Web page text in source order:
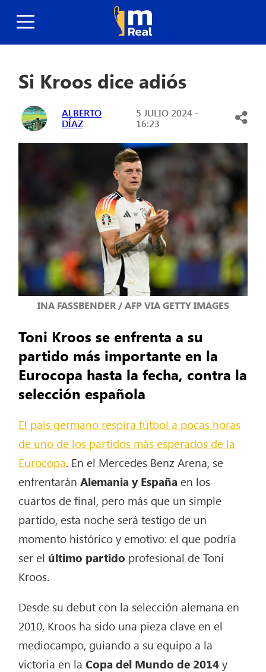
Si Kroos dice adiós
ALBERTO
DÍAZ
5 JULIO 2024 -
16:23
INA FASSBENDER / AFP VIA GETTY IMAGES
Toni Kroos se enfrenta a su
partido más importante en la
Eurocopa hasta la fecha, contra la
selección española
El país germano respira fútbol a pocas horas
de uno de los partidos más esperados de la
Eurocopa. En el Mercedes Benz Arena, se
enfrentarán Alemania y España en los
cuartos de final, pero más que un simple
partido, esta noche será testigo de un
momento histórico y emotivo: el que podría
ser el último partido profesional de Toni
Kroos.
Desde su debut con la selección alemana en
2010, Kroos ha sido una pieza clave en el
mediocampo, guiando a su equipo a la
victoria en laCopa del Mundo de 2014y